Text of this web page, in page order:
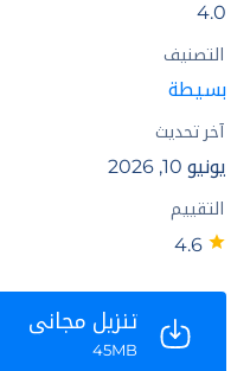
4.0
التصنيف
بسيطة
آخر تحديث
يونيو 10, 2026
التقييم
تنزيل مجاني
45MB